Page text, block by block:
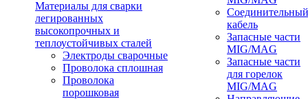
Материалы для сварки
легированных
высокопрочных и
теплоустойчивых сталей
Электроды сварочные
Проволока сплошная
Проволока
порошковая
Соединительный
кабель
Запасные части
MIG/MAG
Запасные части
для горелок
MIG/MAG